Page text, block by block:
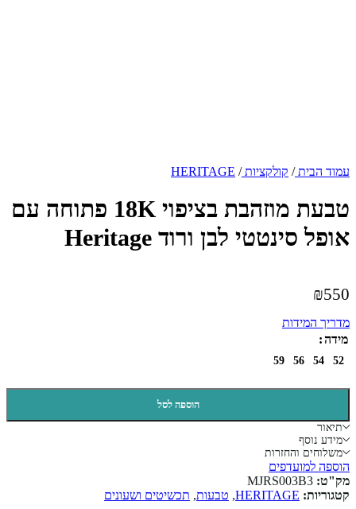
עמוד הבית/ קולקציות/
HERITAGE
טבעת מוזהבת בציפוי 18K פתוחה עם
אופל סינטטי לבן ורוד Heritage
₪550
מידה
52
54
56
59
הוספה לסל
הוספה למועדפים
מדריך המידות
תיאור
מידע נוסף
משלוחים והחזרות
מק"ט: MJRS003B3
קטגוריות: HERITAGE
, טבעות, תכשיטים ושעונים